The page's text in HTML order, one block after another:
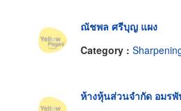
ณัชพล ศรีบุญ แผง
Category : Sharpening,
ห้างหุ้นส่วนจำกัด อมร